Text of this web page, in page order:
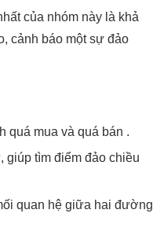
của nhóm này là khả
cảnh báo một sự đảo
quá mua và quá bán .
giúp tìm điểm đảo chiều
quan hệ giữa hai đường